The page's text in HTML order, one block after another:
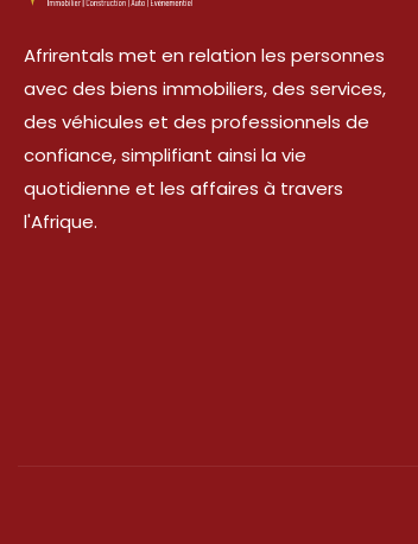
Afrirentals met en relation les personnes
avec des biens immobiliers, des services,
des véhicules et des professionnels de
confiance, simplifiant ainsi la vie
quotidienne et les affaires à travers
l'Afrique.